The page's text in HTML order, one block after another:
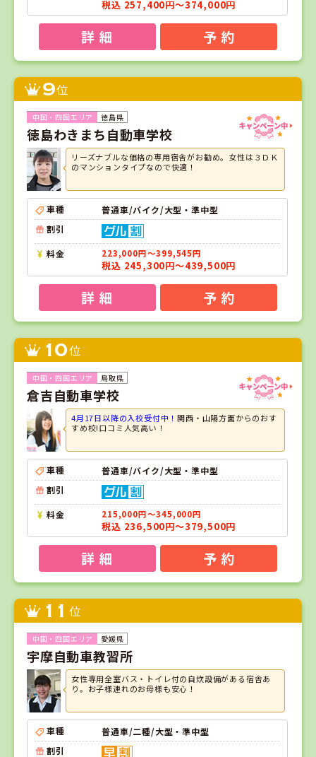
税込 257,400円～374,000円
詳 細 予 約
9位
徳島県
徳島わきまち自動車学校
リーズナブルな価格の専用宿舎がお勧め。女性は３ＤＫ
のマンションタイプなので快適！
車種
普通車/バイク/大型・準中型
割引
料金 223,000円～399,545円
税込 245,300円～439,500円
詳 細 予 約
10位
鳥取県
倉吉自動車学校
4月17日以降の入校受付中！関西・山陽方面からのおす
すめ校!口コミ人気高い！
車種
普通車/バイク/大型・準中型
割引
料金 215,000円～345,000円
税込 236,500円～379,500円
詳 細 予 約
11 位
愛媛県
宇摩自動車教習所
女性専用全室バス・トイレ付の自炊設備がある宿舎あ
り。お子様連れのお母様も安心！
車種
普通車/二種/大型・準中型
割引